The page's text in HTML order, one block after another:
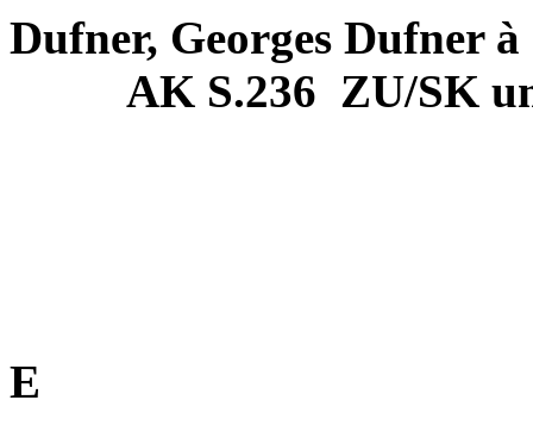
Dufner, Georges Dufner
AK S.236 ZU/SK
E